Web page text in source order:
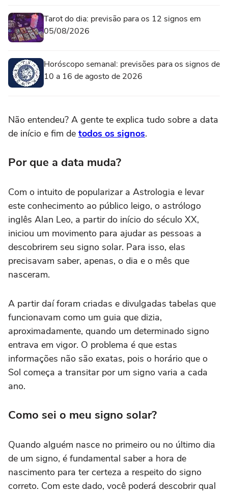
Tarot do dia: previsão para os 12 signos em
05/08/2026
Horóscopo semanal: previsões para os signos de
10 a 16 de agosto de 2026
Não entendeu? A gente te explica tudo sobre a data
de início e fim de todos os signos.
Por que a data muda?
Com o intuito de popularizar a Astrologia e levar
este conhecimento ao público leigo, o astrólogo
inglês Alan Leo, a partir do início do século XX,
iniciou um movimento para ajudar as pessoas a
descobrirem seu signo solar. Para isso, elas
precisavam saber, apenas, o dia e o mês que
nasceram.
A partir daí foram criadas e divulgadas tabelas que
funcionavam como um guia que dizia,
aproximadamente, quando um determinado signo
entrava em vigor. O problema é que estas
informações não são exatas, pois o horário que o
Sol começa a transitar por um signo varia a cada
ano.
Como sei o meu signo solar?
Quando alguém nasce no primeiro ou no último dia
de um signo, é fundamental saber a hora de
nascimento para ter certeza a respeito do signo
correto. Com este dado, você poderá descobrir qual